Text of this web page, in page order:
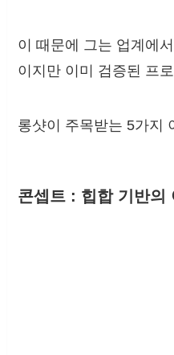
이 때문에 그는 업계에
이지만 이미 검증된 프
롱샷이 주목받는 5가지
콘셉트 : 힙합 기반의